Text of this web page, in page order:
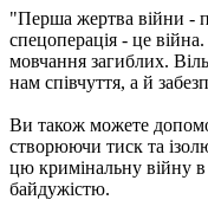
"Перша жертва війни -
спецоперація - це
мовчання загиблих.
нам співчуття, а й
Ви також можете
створюючи тиск та
цю кримінальну війну
байдужістю.